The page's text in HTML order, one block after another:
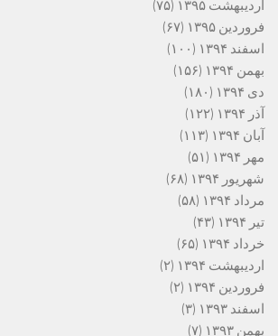
اردیبهشت ۱۳۹۵
(۷۵)
فروردین ۱۳۹۵
(۶۷)
اسفند ۱۳۹۴
(۱۰۰)
بهمن ۱۳۹۴
(۱۵۶)
دی ۱۳۹۴
(۱۸۰)
آذر ۱۳۹۴
(۱۲۲)
آبان ۱۳۹۴
(۱۱۳)
مهر ۱۳۹۴
(۵۱)
شهریور ۱۳۹۴
(۶۸)
مرداد ۱۳۹۴
(۵۸)
تیر ۱۳۹۴
(۴۳)
خرداد ۱۳۹۴
(۶۵)
اردیبهشت ۱۳۹۴
(۲)
فروردین ۱۳۹۴
(۲)
اسفند ۱۳۹۳
(۳)
بهمن ۱۳۹۳
(۷)